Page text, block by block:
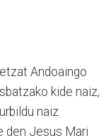
Andoaingo
kide naiz,
naiz
den Jesus Mari